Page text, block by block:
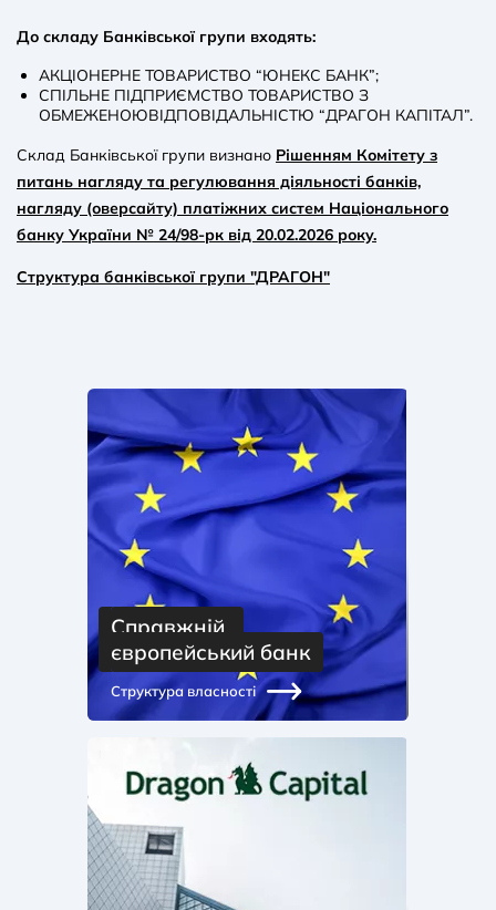
До складу Банківської групи входять:
АКЦІОНЕРНЕ ТОВАРИСТВО “ЮНЕКС БАНК”;
СПІЛЬНЕ ПІДПРИЄМСТВО ТОВАРИСТВО З
ОБМЕЖЕНОЮВІДПОВІДАЛЬНІСТЮ “ДРАГОН КАПІТАЛ”.
Склад Банківської групи визнано Рішенням Комітету з
питань нагляду та регулювання діяльності банків,
нагляду (оверсайту) платіжних систем Національного
банку України № 24/98-рк від 20.02.2026 року.
Структура банківської групи "ДРАГОН"
Справжній
європейський банк
Структура власності